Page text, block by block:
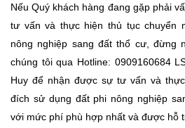
Nếu Quý khách hàng đang gặp phải
tư vấn và thực hiện thủ tục chuyển
nông nghiệp sang đất thổ cư, đừng
chúng tôi qua Hotline: 0909160684
Huy để nhận được sự tư vấn và
đích sử dụng đất phi nông nghiệp
với mức phí phù hợp nhất và được hỗ